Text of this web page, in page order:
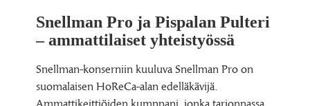
Snellman Pro ja Pispalan Pulteri
– ammattilaiset yhteistyössä
Snellman-konserniin kuuluva Snellman Pro on
suomalaisen HoReCa-alan edelläkävijä.
Ammattikeittiöiden kumppani, jonka tarjonnassa